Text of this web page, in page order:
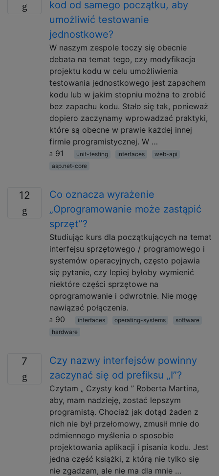
kod od samego początku, aby
umożliwić testowanie
jednostkowe?
W naszym zespole toczy się obecnie
debata na temat tego, czy modyfikacja
projektu kodu w celu umożliwienia
testowania jednostkowego jest zapachem
kodu lub w jakim stopniu można to zrobić
bez zapachu kodu. Stało się tak, ponieważ
dopiero zaczynamy wprowadzać praktyki,
które są obecne w prawie każdej innej
firmie programistycznej. W …
91
unit-testing interfaces
web-api
asp.net-core
12
Co oznacza wyrażenie
„Oprogramowanie może zastąpić
sprzęt”?
Studiując kurs dla początkujących na temat
interfejsu sprzętowego / programowego i
systemów operacyjnych, często pojawia
się pytanie, czy lepiej byłoby wymienić
niektóre części sprzętowe na
oprogramowanie i odwrotnie. Nie mogę
nawiązać połączenia.
90
interfaces operating-systems
software
hardware
7
Czy nazwy interfejsów powinny
zaczynać się od prefiksu „I”?
Czytam „ Czysty kod ” Roberta Martina,
aby, mam nadzieję, zostać lepszym
programistą. Chociaż jak dotąd żaden z
nich nie był przełomowy, zmusił mnie do
odmiennego myślenia o sposobie
projektowania aplikacji i pisania kodu. Jest
jedna część książki, z którą nie tylko się
nie zgadzam, ale nie ma dla mnie …